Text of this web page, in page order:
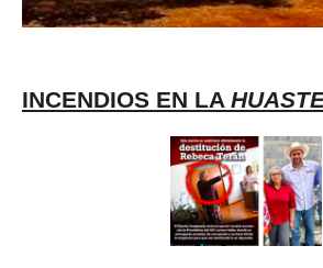
INCENDIOS EN LA